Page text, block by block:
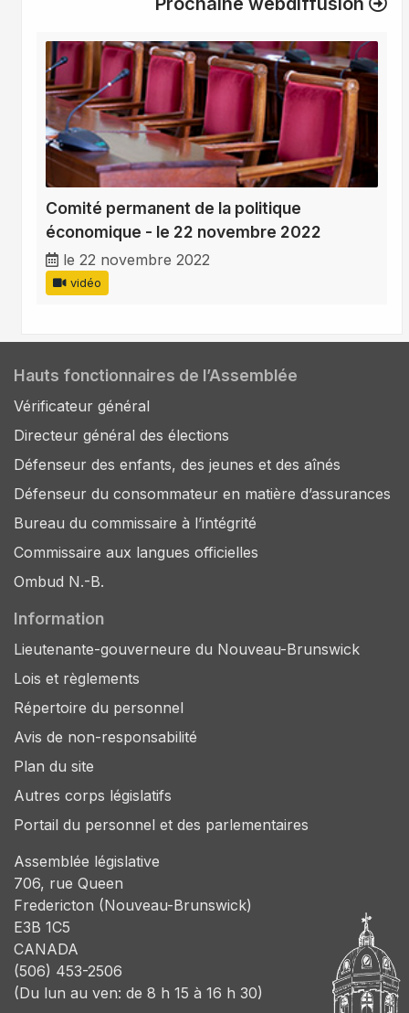
Comité permanent de la politique
économique - le 22 novembre 2022
le 22 novembre 2022
vidéo
Hauts fonctionnaires de l’Assemblée
Vérificateur général
Directeur général des élections
Défenseur des enfants, des jeunes et des aînés
Défenseur du consommateur en matière d’assurances
Bureau du commissaire à l’intégrité
Commissaire aux langues officielles
Ombud N.-B.
Information
Lieutenante-gouverneure du Nouveau-Brunswick
Lois et règlements
Répertoire du personnel
Avis de non-responsabilité
Plan du site
Autres corps législatifs
Portail du personnel et des parlementaires
Assemblée législative
706, rue Queen
Fredericton (Nouveau-Brunswick)
E3B 1C5
CANADA
(506) 453-2506
(Du lun au ven: de 8 h 15 à 16 h 30)